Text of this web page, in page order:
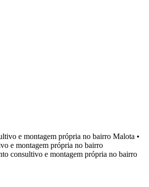
e montagem própria no bairro Malota •
e montagem própria no bairro
consultivo e montagem própria no bairro